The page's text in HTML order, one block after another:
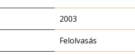
2003
Felolvasás